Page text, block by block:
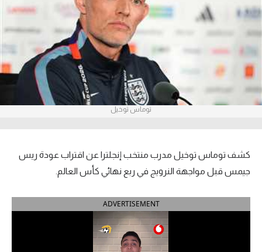
آراء حرة
بطولات
الدوري الإنجليزي الممتاز
الدوري الإسباني
توماس توخيل
كشف توماس توخيل مدرب منتخب إنجلترا عن اقتراب عودة ريس
جيمس قبل مواجهة النرويج في ربع نهائي كأس العالم.
ADVERTISEMENT